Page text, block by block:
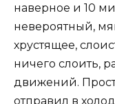
наверное и 10
невероятный,
хрустящее,
ничего слоить,
движений.
отправил в